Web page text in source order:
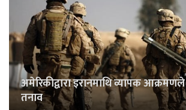
अमेरिकीद्वारा इरानमाथि व्यापक
तनाव